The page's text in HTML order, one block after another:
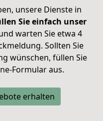
unsere Dienste in
Sie einfach unser
warten Sie etwa 4
Sollten Sie
wünschen, füllen Sie
Formular aus.
erhalten